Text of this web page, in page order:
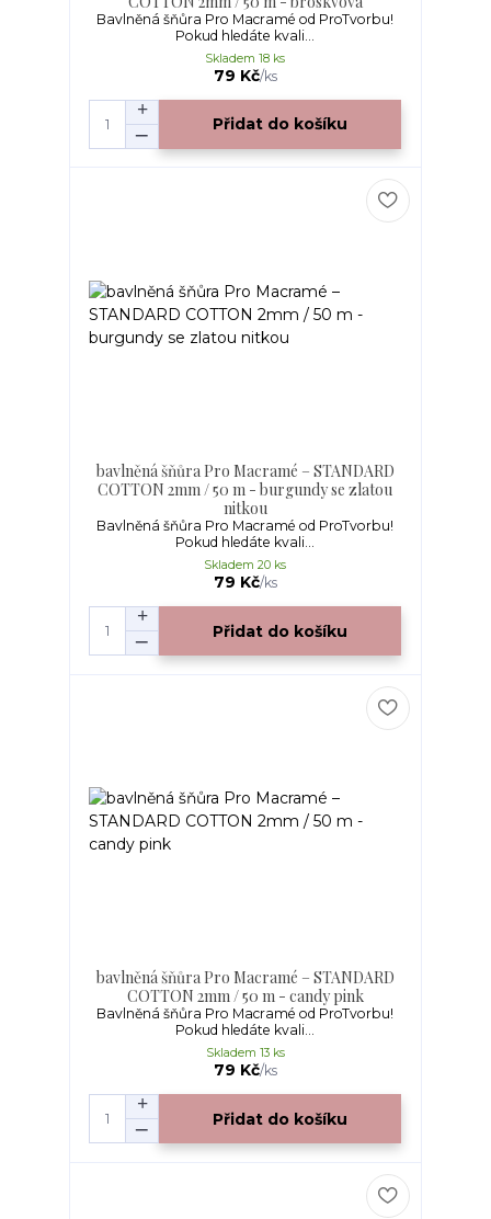
Bavlněná šňůra Pro Macramé od ProTvorbu!
Pokud hledáte kvali...
79 Kč/ks
Skladem 18 ks
Přidat do košíku
bavlněná šňůra Pro Macramé – STANDARD
COTTON 2mm / 50 m - burgundy se zlatou
nitkou
Bavlněná šňůra Pro Macramé od ProTvorbu!
Pokud hledáte kvali...
79 Kč/ks
Skladem 20 ks
Přidat do košíku
bavlněná šňůra Pro Macramé – STANDARD
COTTON 2mm / 50 m - candy pink
Bavlněná šňůra Pro Macramé od ProTvorbu!
Pokud hledáte kvali...
79 Kč/ks
Skladem 13 ks
Přidat do košíku